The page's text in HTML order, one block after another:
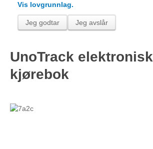
Alarmsentral
Båt sporing
Kontakt oss
Bestilling
Vis lovgrunnlag.
Jeg godtar Jeg avslår
UnoTrack elektronisk
kjørebok